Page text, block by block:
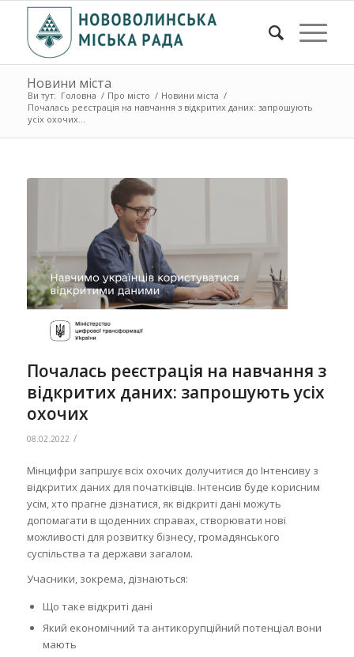
Новини міста
Ви тут: Головна / Про місто / Новини міста /
Почалась реєстрація на навчання з відкритих даних: запрошують
усіх охочих...
Почалась реєстрація на навчання з
відкритих даних: запрошують усіх
охочих
08.02.2022 /
Мінцифри запршує всіх охочих долучитися до Інтенсиву з
відкритих даних для початківців. Інтенсив буде корисним
усім, хто прагне дізнатися, як відкриті дані можуть
допомагати в щоденних справах, створювати нові
можливості для розвитку бізнесу, громадянського
суспільства та держави загалом.
Учасники, зокрема, дізнаються:
Що таке відкриті дані
Який економічний та антикорупційний потенціал вони
мають